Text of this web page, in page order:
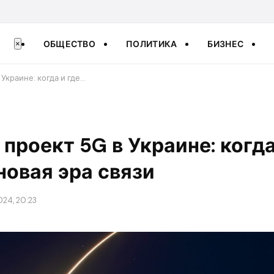
× ОБЩЕСТВО ПОЛИТИКА БИЗНЕС
когда и где…
5G в Украине:
эра связи
20:23